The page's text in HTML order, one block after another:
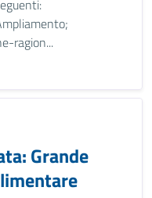
ragion...
Grande